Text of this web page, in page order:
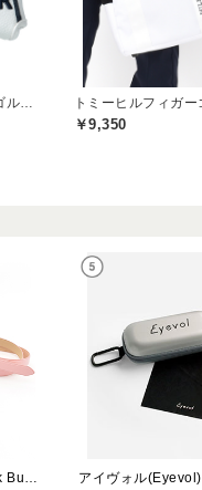
￥9,350
アイヴォル(Eyevol)